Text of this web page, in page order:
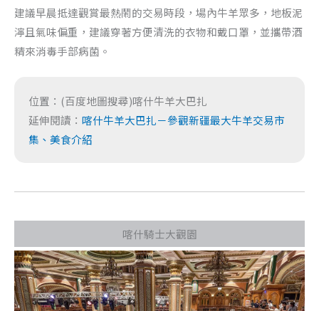
建議早晨抵達觀賞最熱鬧的交易時段，場內牛羊眾多，地板泥
濘且氣味偏重，建議穿著方便清洗的衣物和戴口罩，並攜帶酒
精來消毒手部病菌。
位置：(百度地圖搜尋)喀什牛羊大巴扎
延伸閱讀： 喀什牛羊大巴扎－參觀新疆最大牛羊交易市
集、美食介紹
喀什騎士大觀園